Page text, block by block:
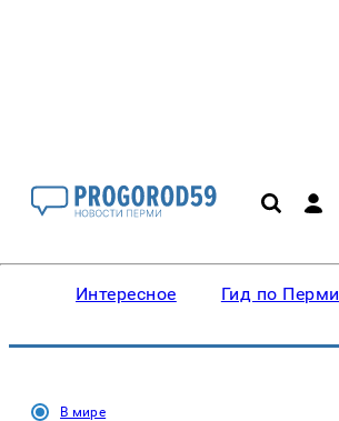
Интересное Гид по Перми
В мире